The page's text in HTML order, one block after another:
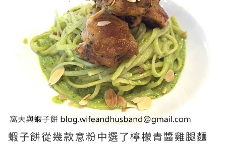
蝦子餅從幾款意粉中選了檸檬青醬雞腿麵